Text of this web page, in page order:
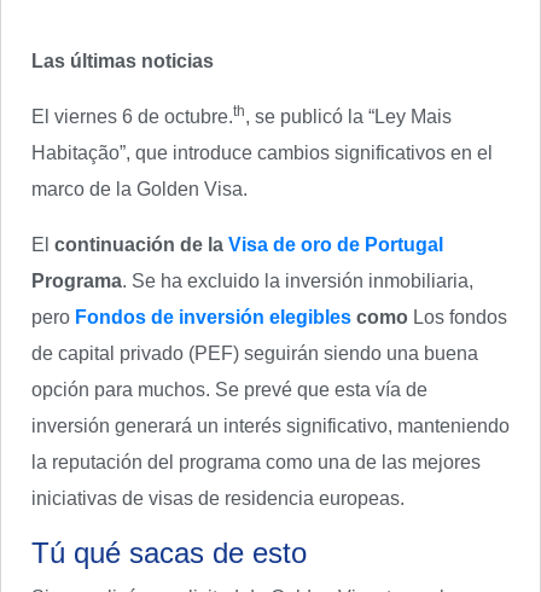
Las últimas noticias
El viernes 6 de octubre.th, se publicó la “Ley Mais
Habitação”, que introduce cambios significativos en el
marco de la Golden Visa.
El continuación de la Visa de oro de Portugal
Programa. Se ha excluido la inversión inmobiliaria,
pero Fondos de inversión elegibles como Los fondos
de capital privado (PEF) seguirán siendo una buena
opción para muchos. Se prevé que esta vía de
inversión generará un interés significativo, manteniendo
la reputación del programa como una de las mejores
iniciativas de visas de residencia europeas.
Tú qué sacas de esto